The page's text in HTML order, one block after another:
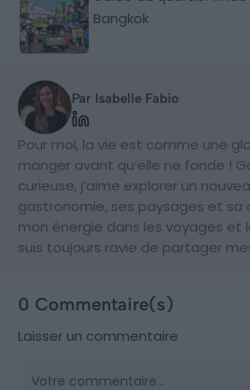
Bangkok
Par Isabelle Fabio
Pour moi, la vie est comme une
manger avant qu’elle ne fonde !
curieuse, j’aime explorer un
gastronomie, ses paysages et sa
mon énergie dans les voyages et
suis toujours ravie de partager
0 Commentaire(s)
Laisser un commentaire